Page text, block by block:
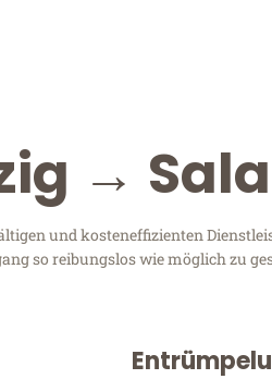
→
und kosteneffizienten
so reibungslos wie möglich zu